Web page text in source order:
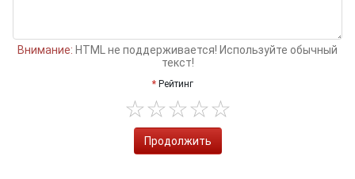
Внимание: HTML не поддерживается! Используйте обычный
текст!
Рейтинг
Продолжить